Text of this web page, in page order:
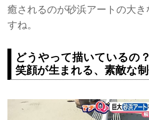
癒されるのが砂浜アートの大
すね。
どうやって描いているの
笑顔が生まれる、素敵な